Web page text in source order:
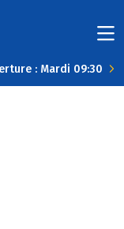
: Mardi 09:30